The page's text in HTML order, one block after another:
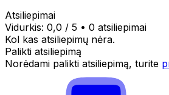
Atsiliepimai
Vidurkis: 0,0 / 5 • 0 atsiliepimai
Kol kas atsiliepimų nėra.
Palikti atsiliepimą
Norėdami palikti atsiliepimą, turite